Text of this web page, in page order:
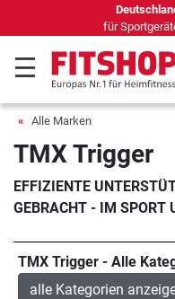
für
Alle Marken
TMX Trigger
EFFIZIENTE
GEBRACHT - IM SPORT
TMX Trigger - Alle
alle Kategorien